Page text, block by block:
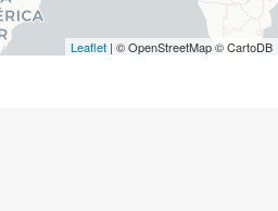
Leaflet | © OpenStreetMap © CartoDB